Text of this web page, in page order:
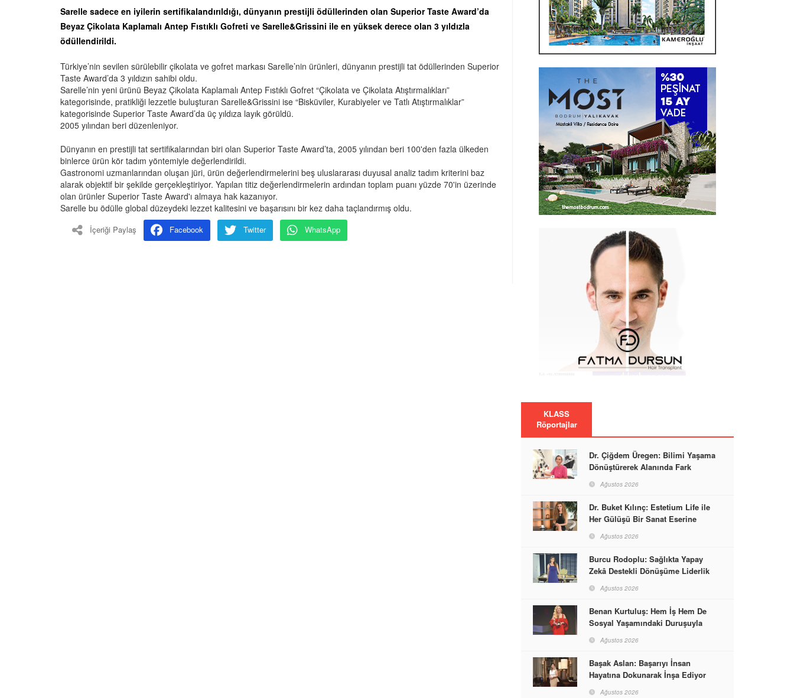
Sarelle sadece en iyilerin sertifikalandırıldığı, dünyanın prestijli ödüllerinden olan Superior Taste Award’da
Beyaz Çikolata Kaplamalı Antep Fıstıklı Gofreti ve Sarelle&Grissini ile en yüksek derece olan 3 yıldızla
ödüllendirildi.
Türkiye’nin sevilen sürülebilir çikolata ve gofret markası Sarelle’nin ürünleri, dünyanın prestijli tat ödüllerinden Superior
Taste Award’da 3 yıldızın sahibi oldu.
Sarelle’nin yeni ürünü Beyaz Çikolata Kaplamalı Antep Fıstıklı Gofret “Çikolata ve Çikolata Atıştırmalıkları”
kategorisinde, pratikliği lezzetle buluşturan Sarelle&Grissini ise “Bisküviler, Kurabiyeler ve Tatlı Atıştırmalıklar”
kategorisinde Superior Taste Award’da üç yıldıza layık görüldü.
2005 yılından beri düzenleniyor.
Dünyanın en prestijli tat sertifikalarından biri olan Superior Taste Award’ta, 2005 yılından beri 100'den fazla ülkeden
binlerce ürün kör tadım yöntemiyle değerlendirildi.
Gastronomi uzmanlarından oluşan jüri, ürün değerlendirmelerini beş uluslararası duyusal analiz tadım kriterini baz
alarak objektif bir şekilde gerçekleştiriyor. Yapılan titiz değerlendirmelerin ardından toplam puanı yüzde 70'in üzerinde
olan ürünler Superior Taste Award'ı almaya hak kazanıyor.
Sarelle bu ödülle global düzeydeki lezzet kalitesini ve başarısını bir kez daha taçlandırmış oldu.
İçeriği Paylaş Facebook Twitter WhatsApp
KLASS
Röportajlar
Dr. Çiğdem Üregen: Bilimi Yaşama
Dönüştürerek Alanında Fark
Ağustos 2026
Dr. Buket Kılınç: Estetium Life ile
Her Gülüşü Bir Sanat Eserine
Ağustos 2026
Burcu Rodoplu: Sağlıkta Yapay
Zekâ Destekli Dönüşüme Liderlik
Ağustos 2026
Benan Kurtuluş: Hem İş Hem De
Sosyal Yaşamındaki Duruşuyla
Ağustos 2026
Başak Aslan: Başarıyı İnsan
Hayatına Dokunarak İnşa Ediyor
Ağustos 2026